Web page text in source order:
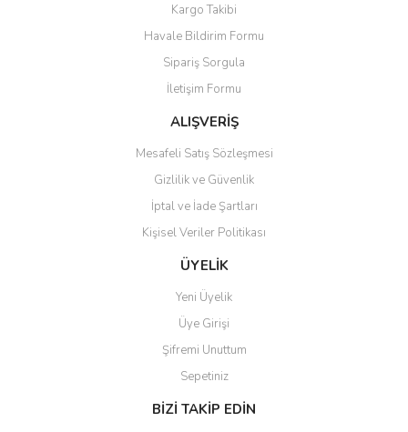
Ürün resmi kalitesiz, bozuk veya görüntülenemiyor.
Ürün açıklamasında eksik bilgiler bulunuyor.
Ürün bilgilerinde hatalar bulunuyor.
Ürün fiyatı diğer sitelerden daha pahalı.
Bu ürüne benzer farklı alternatifler olmalı.
Gönder
Kargo Takibi
Havale Bildirim Formu
Sipariş Sorgula
İletişim Formu
ALIŞVERİŞ
Mesafeli Satış Sözleşmesi
Gizlilik ve Güvenlik
İptal ve İade Şartları
Kişisel Veriler Politikası
ÜYELİK
Yeni Üyelik
Üye Girişi
Şifremi Unuttum
Sepetiniz
BİZİ TAKİP EDİN